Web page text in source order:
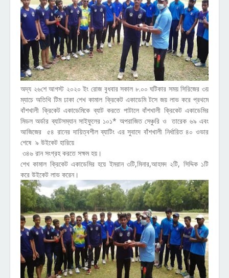
অদ্য ২৬শে আগস্ট ২০২০ ইং রোজ বুধবার সকাল ৮.০০ ঘটিকার সময় সিরিজের ৩য়
ম্যাচে অতিথি টিম ঢাকা শেখ কামাল ক্রিকেট একাডেমি টসে জয় লাভ করে প্রথমে
বাঁশখালী ক্রিকেট একাডেমিকে ব্যাট করতে পাটালে বাঁশখালী ক্রিকেট একাডেমির
মিডল অর্ডার ব্যাটসম্যান সাইফুলের ১০১* অপরাজিত সেঞ্চুরি ও তারেক ৬৯ এবং
আজিজের ৫৪ রানের দায়িত্বশীল ব্যাটিং এর সুবাদে বাঁশখালী নির্ধারিত ৪০ ওভার
শেষে ৯ উইকেট হারিয়ে
৩৪৬ রান সংগ্রহ করতে সক্ষম হয়।
শেখ কামাল ক্রিকেট একাডেমির হয়ে ইমরান ৩টি,মিনার,আহমদ ২টি, সিদ্দিক ১টি
করে উইকেট লাভ করেন।